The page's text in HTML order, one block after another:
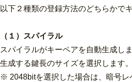
以下２種類の登録方法のどちらかで
（１）スパイラル
スパイラルがキーペアを自動生成しま
生成する鍵長のサイズを選択します。
※ 2048bitを選択した場合は、暗号